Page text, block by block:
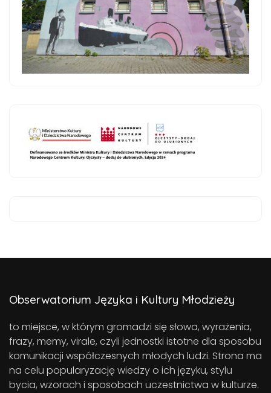
Obserwatorium Języka i Kultury Młodzieży
to miejsce, w którym gromadzi się słowa, wyrażenia,
frazy, memy, virale, czyli jednostki istotne dla sposobu
komunikacji współczesnych młodych ludzi. Strona ma
na celu popularyzację wiedzy o ich języku, stylu
bycia, wzorach i sposobach uczestnictwa w kulturze.